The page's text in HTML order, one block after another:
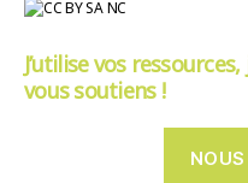
J’utilise vos
vous soutiens !